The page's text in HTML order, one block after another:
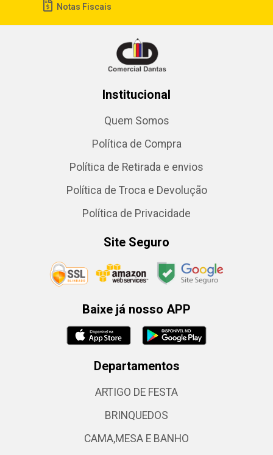
Notas Fiscais
Institucional
Quem Somos
Política de Compra
Política de Retirada e envios
Política de Troca e Devolução
Política de Privacidade
Site Seguro
Baixe já nosso APP
Departamentos
ARTIGO DE FESTA
BRINQUEDOS
CAMA,MESA E BANHO